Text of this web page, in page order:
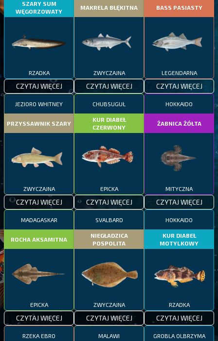
SZARY SUM
WĘGORZOWATY
RZADKA
CZYTAJ WIĘCEJ
MAKRELA BŁĘKITNA
ZWYCZAJNA
CZYTAJ WIĘCEJ
BASS PASIASTY
LEGENDARNA
CZYTAJ WIĘCEJ
JEZIORO WHITNEY
PRZYSSAWNIK SZARY
ZWYCZAJNA
CZYTAJ WIĘCEJ
CHUBSUGUŁ
KUR DIABEŁ
CZERWONY
EPICKA
CZYTAJ WIĘCEJ
HOKKAIDO
ŻABNICA ŻÓŁTA
MITYCZNA
CZYTAJ WIĘCEJ
MADAGASKAR
ROCHA AKSAMITNA
EPICKA
CZYTAJ WIĘCEJ
SVALBARD
NIEGŁADZICA
POSPOLITA
ZWYCZAJNA
CZYTAJ WIĘCEJ
HOKKAIDO
KUR DIABEŁ
MOTYLKOWY
RZADKA
CZYTAJ WIĘCEJ
RZEKA EBRO MALAWI GROBLA OLBRZYMA